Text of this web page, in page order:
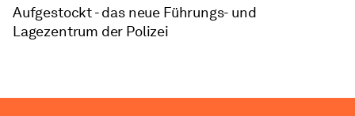
Aufgestockt - das neue Führungs- und
Lagezentrum der Polizei